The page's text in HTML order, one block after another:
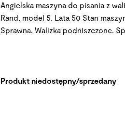
Angielska maszyna do pisania z
Rand, model 5. Lata 50 Stan
Sprawna. Walizka podniszczone.
Produkt niedostępny/sprzedany